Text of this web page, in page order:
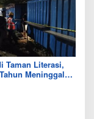
Taman Literasi,
Meninggal